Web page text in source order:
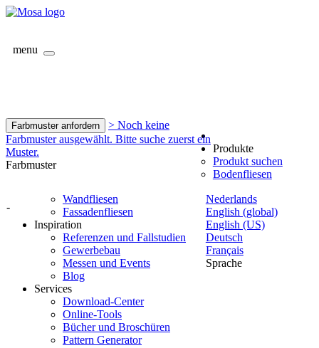
menu
Farbmuster anfordern
> Noch keine
Farbmuster ausgewählt. Bitte suche zuerst ein
Muster.
Farbmuster
-
Nederlands
English (global)
English (US)
Deutsch
Français
Sprache
Produkte
Produkt suchen
Bodenfliesen
Wandfliesen
Fassadenfliesen
Inspiration
Referenzen und Fallstudien
Gewerbebau
Messen und Events
Blog
Services
Download-Center
Online-Tools
Bücher und Broschüren
Pattern Generator